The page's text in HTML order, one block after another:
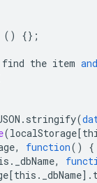
() {} ;
find the item and
. stringify(
(localStorage [
, function()
{
. _dbName,
[this._dbName] .